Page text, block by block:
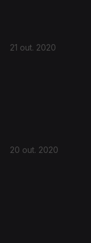
21 out. 2020
20 out. 2020